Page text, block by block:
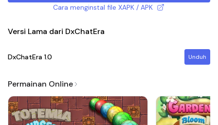
Cara menginstal file XAPK / APK
Versi Lama dari DxChatEra
DxChatEra 1.0 Unduh
Permainan Online